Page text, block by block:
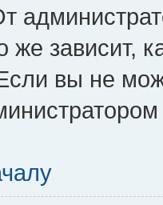
же зависит,
вы не